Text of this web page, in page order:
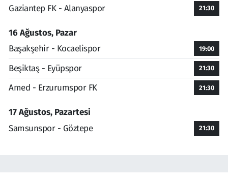
Gaziantep FK - Alanyaspor 21:30
16 Ağustos, Pazar
Başakşehir - Kocaelispor
19:00
Beşiktaş - Eyüpspor 21:30
Amed - Erzurumspor FK 21:30
17 Ağustos, Pazartesi
Samsunspor - Göztepe
21:30